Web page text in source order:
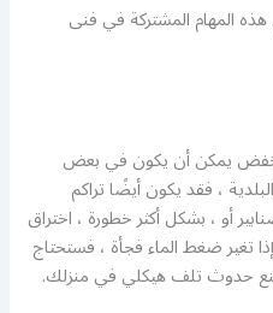
المهام المشتركة في فنى
يمكن أن يكون في بعض
، فقد يكون أيضًا تراكم
أو ، بشكل أكثر خطورة ، اختراق
تغير ضغط الماء فجأة ، فستحتاج
حدوث تلف هيكلي في منزلك.